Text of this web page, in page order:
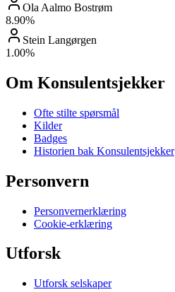
Ola Aalmo Bostrøm
8.90%
Stein Langørgen
1.00%
Om Konsulentsjekker
Ofte stilte spørsmål
Kilder
Badges
Historien bak Konsulentsjekker
Personvern
Personvernerklæring
Cookie-erklæring
Utforsk
Utforsk selskaper